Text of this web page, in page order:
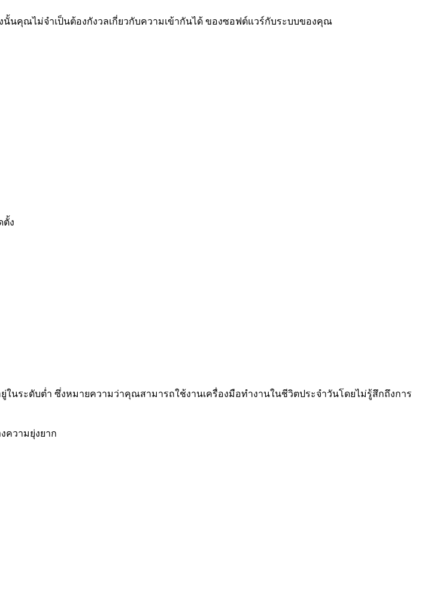
ดังนั้นคุณไม่จำเป็นต้องกังวลเกี่ยวกับความเข้ากันได้ ของซอฟต์แวร์กับระบบของคุณ
ตั้ง
นระดับต่ำ ซึ่งหมายความว่าคุณสามารถใช้งานเครื่องมือทำงานในชีวิตประจำวันโดยไม่รู้สึกถึงการ
ความยุ่งยาก